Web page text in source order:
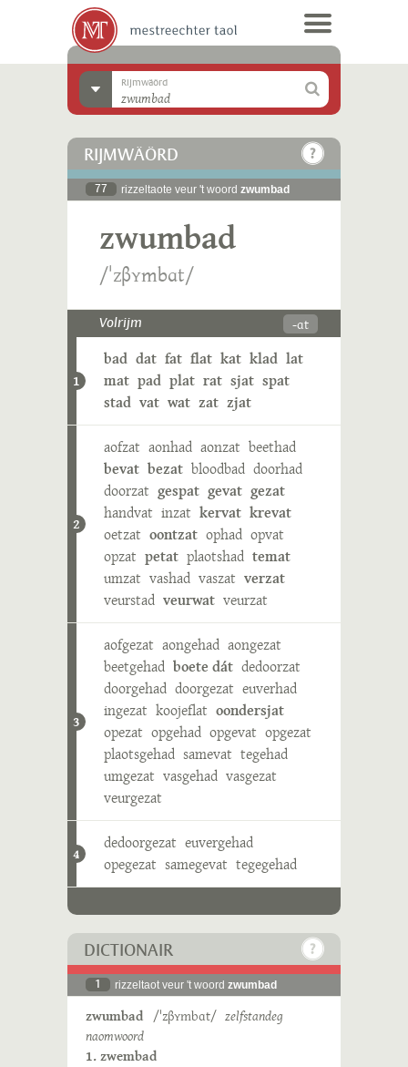
Rijmwäörd
RIJMWÄÖRD
77 rizzeltaote veur 't woord zwumbad
zwumbad
/ˈzβʏmbɑt/
Volrijm -ɑt
1
bad dat fat flat kat klad lat
mat pad plat rat sjat spat
stad vat wat zat zjat
2
aofzat aonhad aonzat beethad
bevat bezat bloodbad doorhad
doorzat gespat gevat gezat
handvat inzat kervat krevat
oetzat oontzat ophad opvat
opzat petat plaotshad temat
umzat vashad vaszat verzat
veurstad veurwat veurzat
3
aofgezat aongehad aongezat
beetgehad boete dát dedoorzat
doorgehad doorgezat euverhad
ingezat koojeflat oondersjat
opezat opgehad opgevat opgezat
plaotsgehad samevat tegehad
umgezat vasgehad vasgezat
veurgezat
4
dedoorgezat euvergehad
opegezat samegevat tegegehad
DICTIONAIR
1 rizzeltaot veur 't woord zwumbad
zwumbad /ˈzβʏmbɑt/ zelfstandeg
naomwoord
1. zwembad